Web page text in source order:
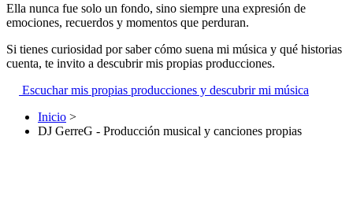
Ella nunca fue solo un fondo, sino siempre una expresión de
emociones, recuerdos y momentos que perduran.
Si tienes curiosidad por saber cómo suena mi música y qué historias
cuenta, te invito a descubrir mis propias producciones.
Escuchar mis propias producciones y descubrir mi música
Inicio >
DJ GerreG - Producción musical y canciones propias